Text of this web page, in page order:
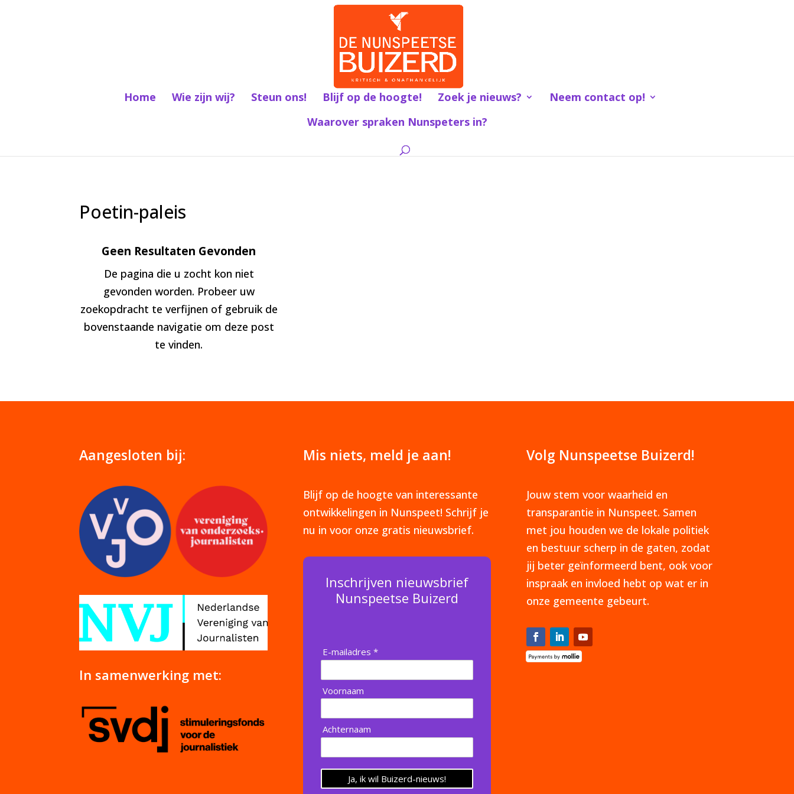
Home Wie zijn wij? Steun ons! Blijf op de hoogte! Zoek je nieuws?
Neem contact op!
Waarover spraken Nunspeters in?
Poetin-paleis
Geen Resultaten Gevonden
De pagina die u zocht kon niet
gevonden worden. Probeer uw
zoekopdracht te verfijnen of gebruik de
bovenstaande navigatie om deze post
te vinden.
Aangesloten bij:
In samenwerking met:
Mis niets, meld je aan!
Blijf op de hoogte van interessante
ontwikkelingen in Nunspeet! Schrijf je
nu in voor onze gratis nieuwsbrief.
Inschrijven nieuwsbrief
Nunspeetse Buizerd
E-mailadres *
Voornaam
Achternaam
Ja, ik wil Buizerd-nieuws!
Volg Nunspeetse Buizerd!
Jouw stem voor waarheid en
transparantie in Nunspeet. Samen
met jou houden we de lokale politiek
en bestuur scherp in de gaten, zodat
jij beter geïnformeerd bent, ook voor
inspraak en invloed hebt op wat er in
onze gemeente gebeurt.